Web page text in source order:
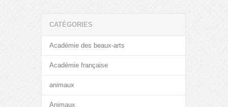
CATÉGORIES
Académie des beaux-arts
Académie française
animaux
Animaux